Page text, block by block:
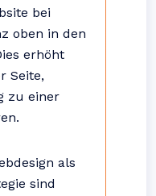
bei
oben in den
erhöht
Seite,
zu einer
als
sind